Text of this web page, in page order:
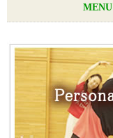
MENU